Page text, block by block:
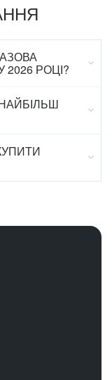
РОЦІ?